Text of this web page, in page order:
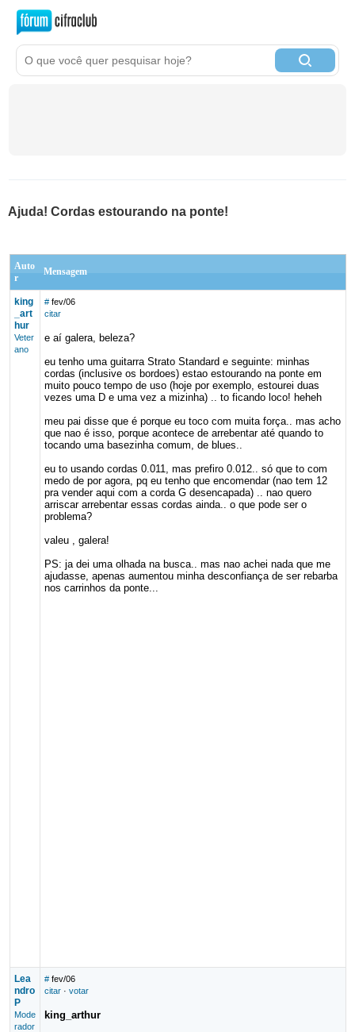
Ajuda! Cordas estourando na ponte!
Auto
r
Mensagem
king
_art
hur
Veter
ano
# fev/06
citar
e aí galera, beleza?
eu tenho uma guitarra Strato Standard e seguinte: minhas
cordas (inclusive os bordoes) estao estourando na ponte em
muito pouco tempo de uso (hoje por exemplo, estourei duas
vezes uma D e uma vez a mizinha) .. to ficando loco! heheh
meu pai disse que é porque eu toco com muita força.. mas acho
que nao é isso, porque acontece de arrebentar até quando to
tocando uma basezinha comum, de blues..
eu to usando cordas 0.011, mas prefiro 0.012.. só que to com
medo de por agora, pq eu tenho que encomendar (nao tem 12
pra vender aqui com a corda G desencapada) .. nao quero
arriscar arrebentar essas cordas ainda.. o que pode ser o
problema?
valeu , galera!
PS: ja dei uma olhada na busca.. mas nao achei nada que me
ajudasse, apenas aumentou minha desconfiança de ser rebarba
nos carrinhos da ponte...
Lea
ndro
P
Mode
rador
# fev/06
citar· votar
king_arthur